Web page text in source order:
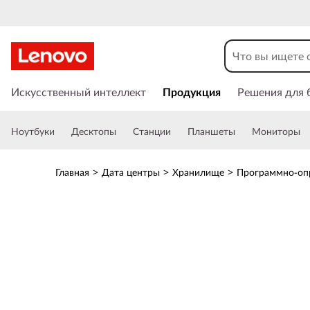
1
2
2
4
е
й
Искусственный интеллект Продукция Решения для
Ноутбуки Десктопы Станции Планшеты Мониторы
Главная > Дата центры > Хранилище > Программно-